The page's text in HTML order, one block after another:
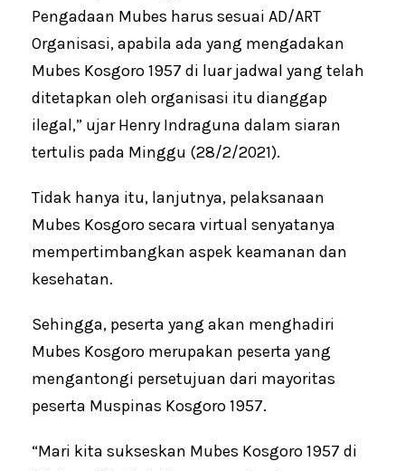
Pengadaan Mubes harus sesuai AD/ART
Organisasi, apabila ada yang mengadakan
Mubes Kosgoro 1957 di luar jadwal yang telah
ditetapkan oleh organisasi itu dianggap
ilegal,” ujar Henry Indraguna dalam siaran
tertulis pada Minggu (28/2/2021).
Tidak hanya itu, lanjutnya, pelaksanaan
Mubes Kosgoro secara virtual senyatanya
mempertimbangkan aspek keamanan dan
kesehatan.
Sehingga, peserta yang akan menghadiri
Mubes Kosgoro merupakan peserta yang
mengantongi persetujuan dari mayoritas
peserta Muspinas Kosgoro 1957.
“Mari kita sukseskan Mubes Kosgoro 1957 di